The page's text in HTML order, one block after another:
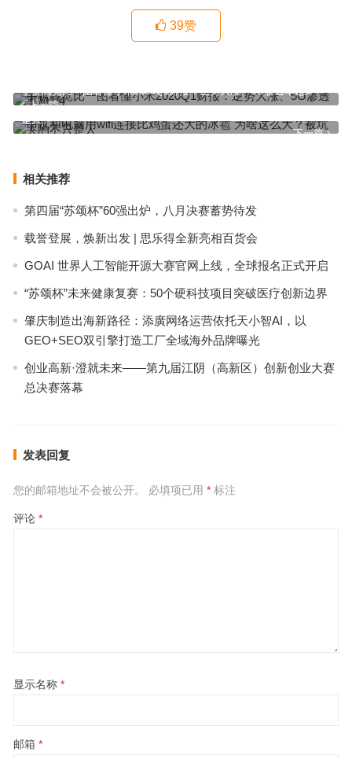
39赞
上一篇
手机高宽比一图看懂小米2020Q1财报：逆势大涨、5G渗透率超1/4
下一篇
手机和电脑用wifi连接比鸡蛋还大的冰雹 为啥这么大？被坑哭的不只
是人
相关推荐
第四届“苏颂杯”60强出炉，八月决赛蓄势待发
载誉登展，焕新出发 | 思乐得全新亮相百货会
GOAI 世界人工智能开源大赛官网上线，全球报名正式开启
“苏颂杯”未来健康复赛：50个硬科技项目突破医疗创新边界
肇庆制造出海新路径：添廣网络运营依托天小智AI，以
GEO+SEO双引擎打造工厂全域海外品牌曝光
创业高新·澄就未来——第九届江阴（高新区）创新创业大赛
总决赛落幕
发表回复
您的邮箱地址不会被公开。 必填项已用 *标注
评论 *
显示名称 *
邮箱 *